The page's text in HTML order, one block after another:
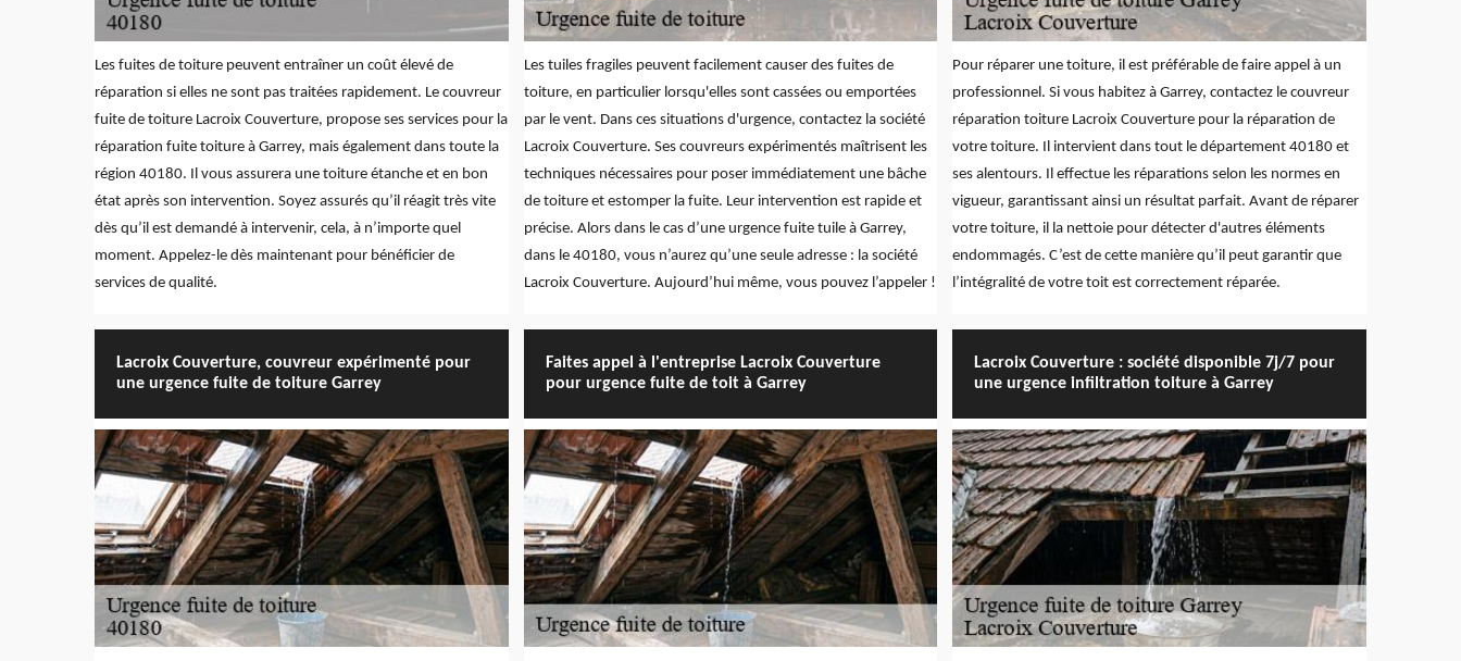
Les fuites de toiture peuvent entraîner un coût élevé de
réparation si elles ne sont pas traitées rapidement. Le couvreur
fuite de toiture Lacroix Couverture, propose ses services pour la
réparation fuite toiture à Garrey, mais également dans toute la
région 40180. Il vous assurera une toiture étanche et en bon
état après son intervention. Soyez assurés qu’il réagit très vite
dès qu’il est demandé à intervenir, cela, à n’importe quel
moment. Appelez-le dès maintenant pour bénéficier de
services de qualité.
Les tuiles fragiles peuvent facilement causer des fuites de
toiture, en particulier lorsqu'elles sont cassées ou emportées
par le vent. Dans ces situations d'urgence, contactez la société
Lacroix Couverture. Ses couvreurs expérimentés maîtrisent les
techniques nécessaires pour poser immédiatement une bâche
de toiture et estomper la fuite. Leur intervention est rapide et
précise. Alors dans le cas d’une urgence fuite tuile à Garrey,
dans le 40180, vous n’aurez qu’une seule adresse : la société
Lacroix Couverture. Aujourd’hui même, vous pouvez l’appeler !
Pour réparer une toiture, il est préférable de faire appel à un
professionnel. Si vous habitez à Garrey, contactez le couvreur
réparation toiture Lacroix Couverture pour la réparation de
votre toiture. Il intervient dans tout le département 40180 et
ses alentours. Il effectue les réparations selon les normes en
vigueur, garantissant ainsi un résultat parfait. Avant de réparer
votre toiture, il la nettoie pour détecter d'autres éléments
endommagés. C’est de cette manière qu’il peut garantir que
l’intégralité de votre toit est correctement réparée.
Lacroix Couverture, couvreur expérimenté pour
une urgence fuite de toiture Garrey
Faites appel à l'entreprise Lacroix Couverture
pour urgence fuite de toit à Garrey
Lacroix Couverture : société disponible 7j/7 pour
une urgence infiltration toiture à Garrey